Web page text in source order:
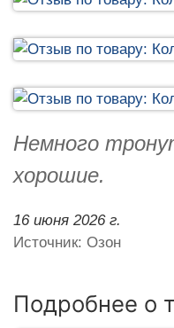
Немного
хорошие.
16 июня 2026 г.
Источник: Озон
Подробнее о